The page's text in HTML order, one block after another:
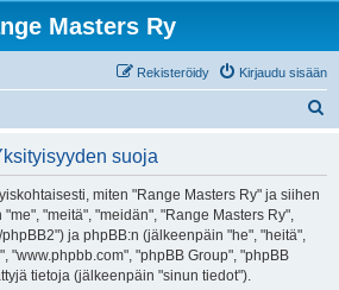
Masters Ry
Kirjaudu sisään
Rekisteröidy
suoja
miten "Range Masters Ry" ja siihen
"meitä", "meidän", "Range Masters Ry",
ja phpBB:n (jälkeenpäin "he", "heitä",
"www.phpbb.com", "phpBB Group", "phpBB
tietoja (jälkeenpäin "sinun tiedot").